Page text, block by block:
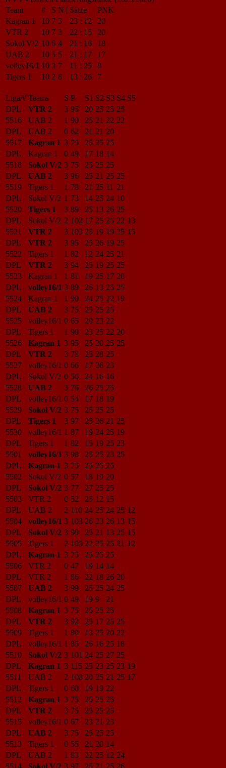
Team
# S N | Sätze | PNK
Kagran 1
10 7 3 23 : 12
20
VTR 2
10 7 3 22 : 15
20
Sokol V/2 10 6 4 21 : 16
18
UAB 2
10 5 5 21 : 17
17
volley16/1 10 3 7 11 : 25
8
Tigers 1
10 2 8 13 : 26 7
Liga/# Teams S P S1 S2 S3 S4 S5
DPL
VTR 2 3 95 20 25 25 25
5516
UAB 2 1 90 25 21 22 22
DPL
UAB 2 0 62 21 21 20
5517
Kagran 1 3 75 25 25 25
DPL
Kagran 1 0 49 17 18 14
5518
Sokol V/2 3 75 25 25 25
DPL
UAB 2 3 96 25 21 25 25
5519
Tigers 1 1 78 21 25 11 21
DPL
Sokol V/2 1 73 14 25 24 10
5520
Tigers 1 3 89 25 13 26 25
DPL
Sokol V/2 2 102 17 25 25 22 13
5521
VTR 2 3 103 25 19 19 25 15
DPL
VTR 2 3 95 25 26 19 25
5522
Tigers 1 1 82 12 24 25 21
DPL
VTR 2 3 94 25 19 25 25
5523
Kagran 1 1 81 19 25 17 20
DPL
volley16/1 3 89 26 13 25 25
5524
Kagran 1 1 90 24 25 22 19
DPL
UAB 2 3 75 25 25 25
5525
volley16/1 0 65 20 23 22
DPL
Tigers 1 1 90 23 25 22 20
5526
Kagran 1 3 95 25 20 25 25
DPL
VTR 2 3 78 25 28 25
5527
volley16/1 0 66 17 26 23
DPL
Sokol V/2 0 56 24 16 16
5528
UAB 2 3 76 26 25 25
DPL
volley16/1 0 54 17 18 19
5529
Sokol V/2 3 75 25 25 25
DPL
Tigers 1 3 97 25 26 21 25
5530
volley16/1 1 87 19 24 25 19
DPL
Tigers 1 1 82 15 19 25 23
5501
volley16/1 3 98 25 25 23 25
DPL
Kagran 1 3 75 25 25 25
5502
Sokol V/2 0 57 18 19 20
DPL
Sokol V/2 3 77 27 25 25
5503
VTR 2 0 52 25 12 15
DPL
UAB 2 2 110 24 25 24 25 12
5504
volley16/1 3 103 26 23 26 13 15
DPL
Sokol V/2 3 99 25 21 13 25 15
5505
Tigers 1 2 105 22 25 25 21 12
DPL
Kagran 1 3 75 25 25 25
5506
VTR 2 0 47 19 14 14
DPL
VTR 2 1 86 22 18 26 20
5507
UAB 2 3 99 25 25 24 25
DPL
volley16/1 0 49 19 9
21
5508
Kagran 1 3 75 25 25 25
DPL
VTR 2 3 92 25 17 25 25
5509
Tigers 1 1 80 13 25 20 22
DPL
volley16/1 1 85 26 16 25 18
5510
Sokol V/2 3 101 24 25 27 25
DPL
Kagran 1 3 115 25 23 25 23 19
5511
UAB 2 2 108 20 25 21 25 17
DPL
Tigers 1 0 60 19 19 22
5512
Kagran 1 3 75 25 25 25
DPL
VTR 2 3 75 25 25 25
5515
volley16/1 0 67 23 21 23
DPL
UAB 2 3 75 25 25 25
5513
Tigers 1 0 55 21 20 14
DPL
UAB 2 1 83 22 25 12 24
5514
Sokol V/2 3 97 25 21 25 26